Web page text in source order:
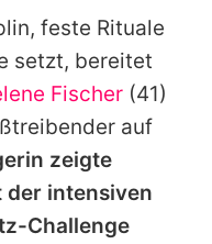
feste Rituale
setzt, bereitet
Fischer (41)
auf
zeigte
der intensiven
Challenge